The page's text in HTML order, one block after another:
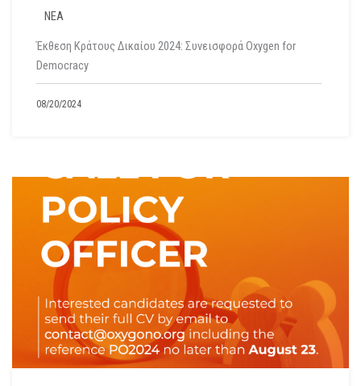
ΝΕΑ
Έκθεση Κράτους Δικαίου 2024: Συνεισφορά Oxygen for
Democracy
08/20/2024